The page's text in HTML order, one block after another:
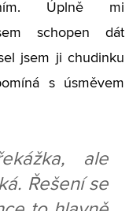
Úplně mi
schopen dát
jsem ji chudinku
s úsměvem
ale
Řešení se